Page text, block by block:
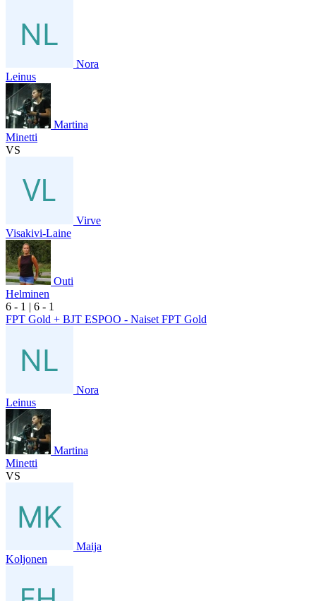
Nora
Leinus
Martina
Minetti
VS
Virve
Visakivi-Laine
Outi
Helminen
6 - 1 | 6 - 1
FPT Gold + BJT ESPOO - Naiset FPT Gold
Nora
Leinus
Martina
Minetti
VS
Maija
Koljonen